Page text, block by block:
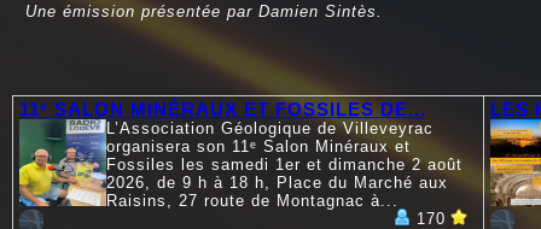
Une émission présentée par Damien Sintès.
11ᵉ SALON MINÉRAUX ET FOSSILES DE...
L’Association Géologique de Villeveyrac
organisera son 11ᵉ Salon Minéraux et
Fossiles les samedi 1er et dimanche 2 août
2026, de 9 h à 18 h, Place du Marché aux
Raisins, 27 route de Montagnac à...
170
LES